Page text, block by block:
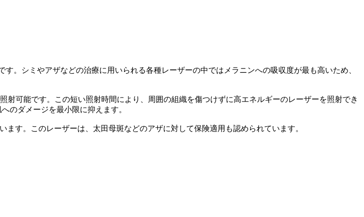
。シミやアザなどの治療に用いられる各種レーザーの中ではメラニンへの吸収度が最も高いため、
射可能です。この短い照射時間により、周囲の組織を傷つけずに高エネルギーのレーザーを照射でき
のダメージを最小限に抑えます。
ます。このレーザーは、太田母斑などのアザに対して保険適用も認められています。